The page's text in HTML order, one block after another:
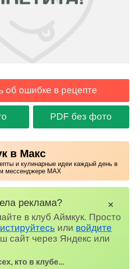
об ошибке в рецепте
PDF без фото
в Макс
и кулинарные идеи каждый день в
мессенджере MAX
реклама?
в клуб Аймкук. Просто
или войдите
сайт через Яндекс или
кто в клубе...
✕